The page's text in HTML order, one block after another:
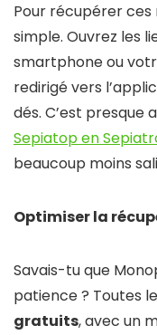
Pour récupérer ces
simple. Ouvrez les
smartphone ou
redirigé vers
dés. C’est presque
Sepiatop en
beaucoup moins
Optimiser la
Savais-tu que
patience ? Toutes
gratuits, avec un